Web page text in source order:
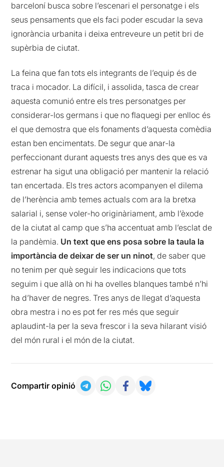
barceloní busca sobre l’escenari el personatge i els
seus pensaments que els faci poder escudar la seva
ignorància urbanita i deixa entreveure un petit bri de
supèrbia de ciutat.
La feina que fan tots els integrants de l’equip és de
traca i mocador. La difícil, i assolida, tasca de crear
aquesta comunió entre els tres personatges per
considerar-los germans i que no flaquegi per enlloc és
el que demostra que els fonaments d’aquesta comèdia
estan ben encimentats. De segur que anar-la
perfeccionant durant aquests tres anys des que es va
estrenar ha sigut una obligació per mantenir la relació
tan encertada. Els tres actors acompanyen el dilema
de l’herència amb temes actuals com ara la bretxa
salarial i, sense voler-ho originàriament, amb l’èxode
de la ciutat al camp que s’ha accentuat amb l’esclat de
la pandèmia. Un text que ens posa sobre la taula la
importància de deixar de ser un ninot, de saber que
no tenim per què seguir les indicacions que tots
seguim i que allà on hi ha ovelles blanques també n’hi
ha d’haver de negres. Tres anys de llegat d’aquesta
obra mestra i no es pot fer res més que seguir
aplaudint-la per la seva frescor i la seva hilarant visió
del món rural i el món de la ciutat.
Compartir opinió